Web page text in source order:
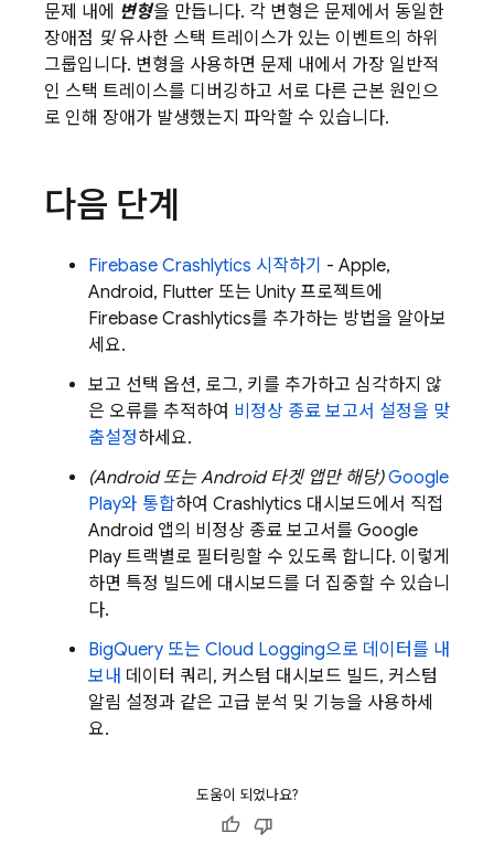
문제 내에 변형을 만듭니다. 각 변형은 문제에서 동일한
장애점 및유사한 스택 트레이스가 있는 이벤트의 하위
그룹입니다. 변형을 사용하면 문제 내에서 가장 일반적
인 스택 트레이스를 디버깅하고 서로 다른 근본 원인으
로 인해 장애가 발생했는지 파악할 수 있습니다.
다음 단계
Firebase Crashlytics 시작하기 - Apple,
Android, Flutter 또는 Unity 프로젝트에
Firebase Crashlytics를 추가하는 방법을 알아보
세요.
보고 선택 옵션, 로그, 키를 추가하고 심각하지 않
은 오류를 추적하여 비정상 종료 보고서 설정을 맞
춤설정하세요.
(Android 또는 Android 타겟 앱만 해당) Google
Play와 통합하여 Crashlytics 대시보드에서 직접
Android 앱의 비정상 종료 보고서를 Google
Play 트랙별로 필터링할 수 있도록 합니다. 이렇게
하면 특정 빌드에 대시보드를 더 집중할 수 있습니
다.
BigQuery 또는 Cloud Logging으로 데이터를 내
보내 데이터 쿼리, 커스텀 대시보드 빌드, 커스텀
알림 설정과 같은 고급 분석 및 기능을 사용하세
요.
도움이 되었나요?